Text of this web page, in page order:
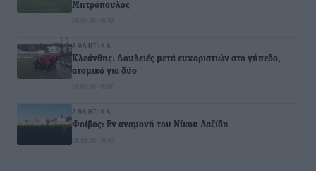
Μητρόπουλος
06.08.26 · 16:52
ΑΘΛΗΤΙΚΆ
Κλεάνθης: Δουλειές μετά ευχαριστιών στο γήπεδο,
ατομικό για δύο
06.08.26 · 16:50
ΑΘΛΗΤΙΚΆ
Φοίβος: Εν αναμονή του Νίκου Λαζίδη
06.08.26 · 16:49